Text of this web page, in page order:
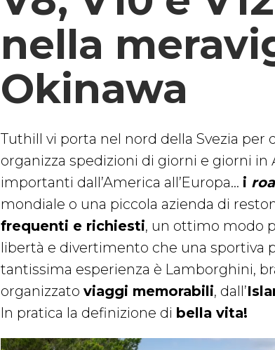
nella
Okinawa
Tuthill vi porta nel nord della Svezia
organizza spedizioni di giorni e giorni
importanti dall’America all’Europa… i
mondiale o una piccola azienda di
frequenti e richiesti, un ottimo modo
libertà e divertimento che una sportiva
tantissima esperienza è Lamborghini,
organizzato viaggi memorabili, dall’
In pratica la definizione di bella vita!